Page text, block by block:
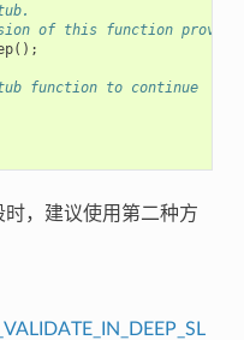
of this function
();
function to continue
，建议使用第二种方